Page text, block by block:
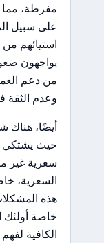
مفرطة، مما
على سبيل
استيائهم
يواجهون
من دعم
وعدم الثقة
أيضًا، هناك
حيث يشتكي
سعرية غير
السعرية،
هذه
خاصة أولئك
الكافية